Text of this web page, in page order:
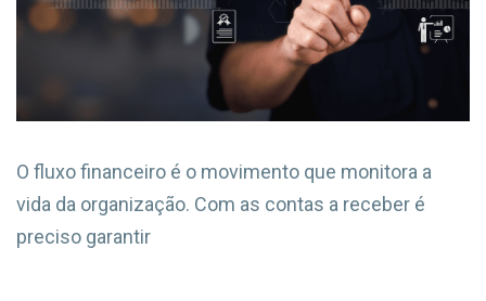
O fluxo financeiro é o movimento que monitora a
vida da organização. Com as contas a receber é
preciso garantir